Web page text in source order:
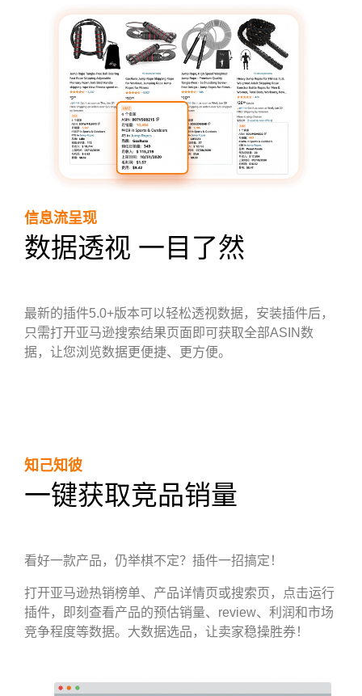
信息流呈现
数据透视 一目了然
最新的插件5.0+版本可以轻松透视数据，安装插件后，
只需打开亚马逊搜索结果页面即可获取全部ASIN数
据，让您浏览数据更便捷、更方便。
知己知彼
一键获取竞品销量
看好一款产品，仍举棋不定？插件一招搞定！
打开亚马逊热销榜单、产品详情页或搜索页，点击运行
插件，即刻查看产品的预估销量、review、利润和市场
竞争程度等数据。大数据选品，让卖家稳操胜券！